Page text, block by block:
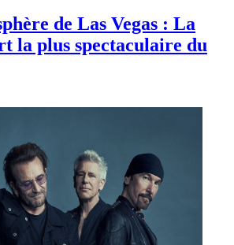
de Las Vegas : La
la plus spectaculaire du